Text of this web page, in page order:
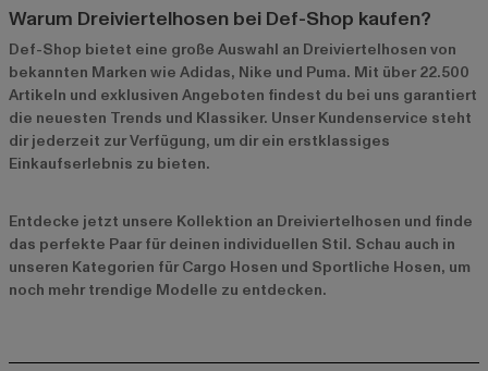
Warum Dreiviertelhosen bei Def-Shop kaufen?
Def-Shop bietet eine große Auswahl an Dreiviertelhosen von
bekannten Marken wie Adidas, Nike und Puma. Mit über 22.500
Artikeln und exklusiven Angeboten findest du bei uns garantiert
die neuesten Trends und Klassiker. Unser Kundenservice steht
dir jederzeit zur Verfügung, um dir ein erstklassiges
Einkaufserlebnis zu bieten.
Entdecke jetzt unsere Kollektion an Dreiviertelhosen und finde
das perfekte Paar für deinen individuellen Stil. Schau auch in
unseren Kategorien für Cargo Hosen und Sportliche Hosen, um
noch mehr trendige Modelle zu entdecken.